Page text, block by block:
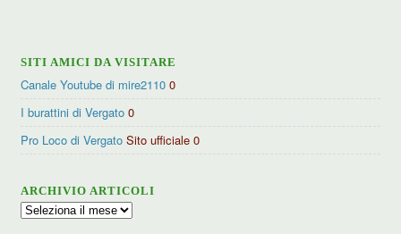
SITI AMICI DA VISITARE
Canale Youtube di mire2110 0
I burattini di Vergato 0
Pro Loco di Vergato Sito ufficiale 0
ARCHIVIO ARTICOLI
Archivio